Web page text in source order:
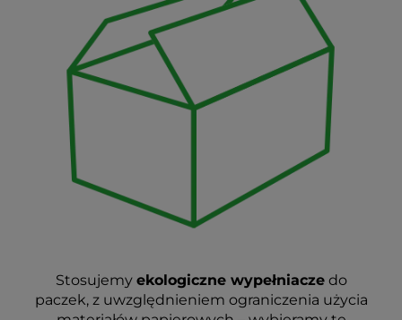
Stosujemy ekologiczne wypełniaczedo
paczek, z uwzględnieniem ograniczenia użycia